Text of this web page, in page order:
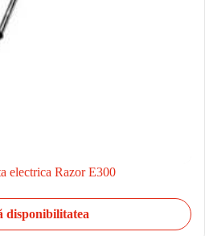
electrica Razor E300
disponibilitatea